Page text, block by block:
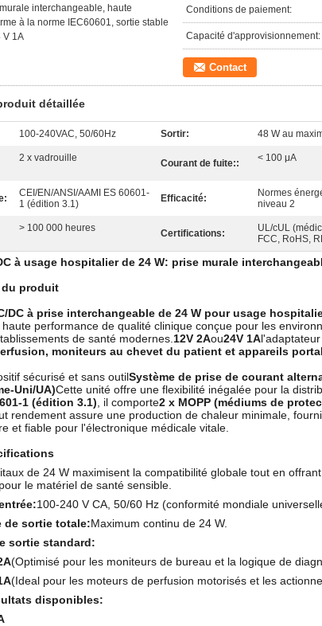
interchangeable, haute
à la norme IEC60601, sortie stable
V 1A
Conditions de paiement:
Capacité d'approvisionnement:
Contact
détaillée
100-240VAC, 50/60Hz Sortir: 48 W au
2 x vadrouille Courant de fuite:: < 100 μA
CEI/EN/ANSI/AAMI ES 60601-
1 (édition 3.1)
Efficacité:
Normes
niveau 2
> 100 000 heures Certifications:
UL/cUL
FCC, RoHS,
à usage hospitalier de 24 W: prise murale
du produit
DC à prise interchangeable de 24 W pour usage
performance de qualité clinique conçue pour les
de santé modernes. 12V 2Aou24V 1A
moniteurs au chevet du patient et appareils
sécurisé et sans outilSystème de prise de courant
Uni/UA)Cette unité offre une flexibilité inégalée pour la
1 (édition 3.1) , il comporte2 x MOPP (médiums de
rendement assure une production de chaleur minimale,
et fiable pour l'électronique médicale vitale.
de 24 W maximisent la compatibilité globale tout en
le matériel de santé sensible.
100-240 V CA, 50/60 Hz (conformité mondiale
de sortie totale:Maximum continu de 24 W.
sortie standard:
(Optimisé pour les moniteurs de bureau et la logique de
(Ideal pour les moteurs de perfusion motorisés et les
disponibles: